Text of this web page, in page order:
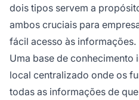
dois tipos servem a
ambos cruciais para
fácil acesso às informações.
Uma base de conhecimento
local centralizado onde os
todas as informações de